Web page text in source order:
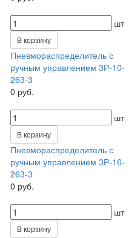
шт
В корзину
Пневмораспределитель с
ручным управлением 3Р-10-
263-3
0 руб.
шт
В корзину
Пневмораспределитель с
ручным управлением 3Р-16-
263-3
0 руб.
шт
В корзину